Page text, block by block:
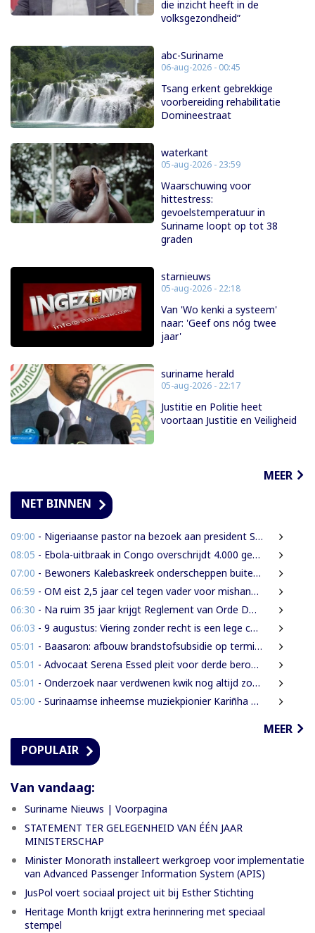
die inzicht heeft in de
volksgezondheid”
abc-Suriname
06-aug-2026 - 00:45
Tsang erkent gebrekkige
voorbereiding rehabilitatie
Domineestraat
waterkant
05-aug-2026 - 23:59
Waarschuwing voor
hittestress:
gevoelstemperatuur in
Suriname loopt op tot 38
graden
starnieuws
05-aug-2026 - 22:18
Van 'Wo kenki a systeem'
naar: 'Geef ons nóg twee
jaar'
suriname herald
05-aug-2026 - 22:17
Justitie en Politie heet
voortaan Justitie en Veiligheid
MEER
NET BINNEN
09:00 - Nigeriaanse pastor na bezoek aan president Simons: ‘Toename van rijkdom in Suriname’
08:05 - Ebola-uitbraak in Congo overschrijdt 4.000 gevallen
07:00 - Bewoners Kalebaskreek onderscheppen buitenlanders met illegaal geweer en communicatieapparatuur
06:59 - OM eist 2,5 jaar cel tegen vader voor mishandeling en verwaarlozing van gezin
06:30 - Na ruim 35 jaar krijgt Reglement van Orde DNA grondige herziening
06:03 - 9 augustus: Viering zonder recht is een lege ceremonie
05:01 - Baasaron: afbouw brandstofsubsidie op termijn onvermijdelijk
05:01 - Advocaat Serena Essed pleit voor derde beroepsinstantie onder gezag van CCJ
05:01 - Onderzoek naar verdwenen kwik nog altijd zonder resultaat
05:00 - Surinaamse inheemse muziekpionier Kariñha Basi krijgt oeuvreprijs in Rotterdam
MEER
POPULAIR
Van vandaag:
Suriname Nieuws | Voorpagina
STATEMENT TER GELEGENHEID VAN ÉÉN JAAR
MINISTERSCHAP
Minister Monorath installeert werkgroep voor implementatie
van Advanced Passenger Information System (APIS)
JusPol voert sociaal project uit bij Esther Stichting
Heritage Month krijgt extra herinnering met speciaal
stempel